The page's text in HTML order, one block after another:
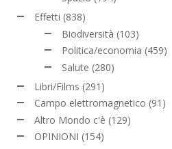
Effetti (838)
Biodiversità (103)
Politica/economia (459)
Salute (280)
Libri/Films (291)
Campo elettromagnetico (91)
Altro Mondo c'è (129)
OPINIONI (154)